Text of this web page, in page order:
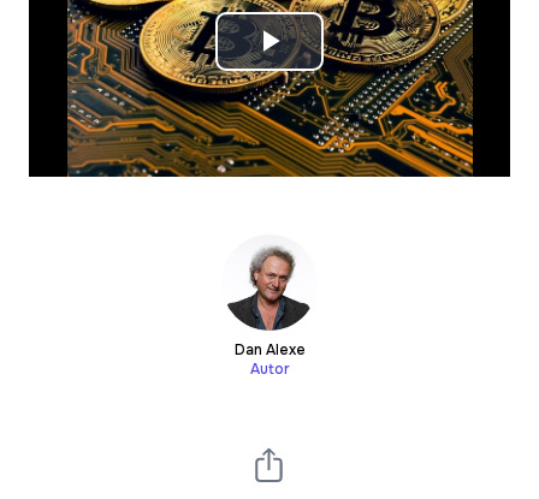
Play
Video
Dan Alexe
Autor